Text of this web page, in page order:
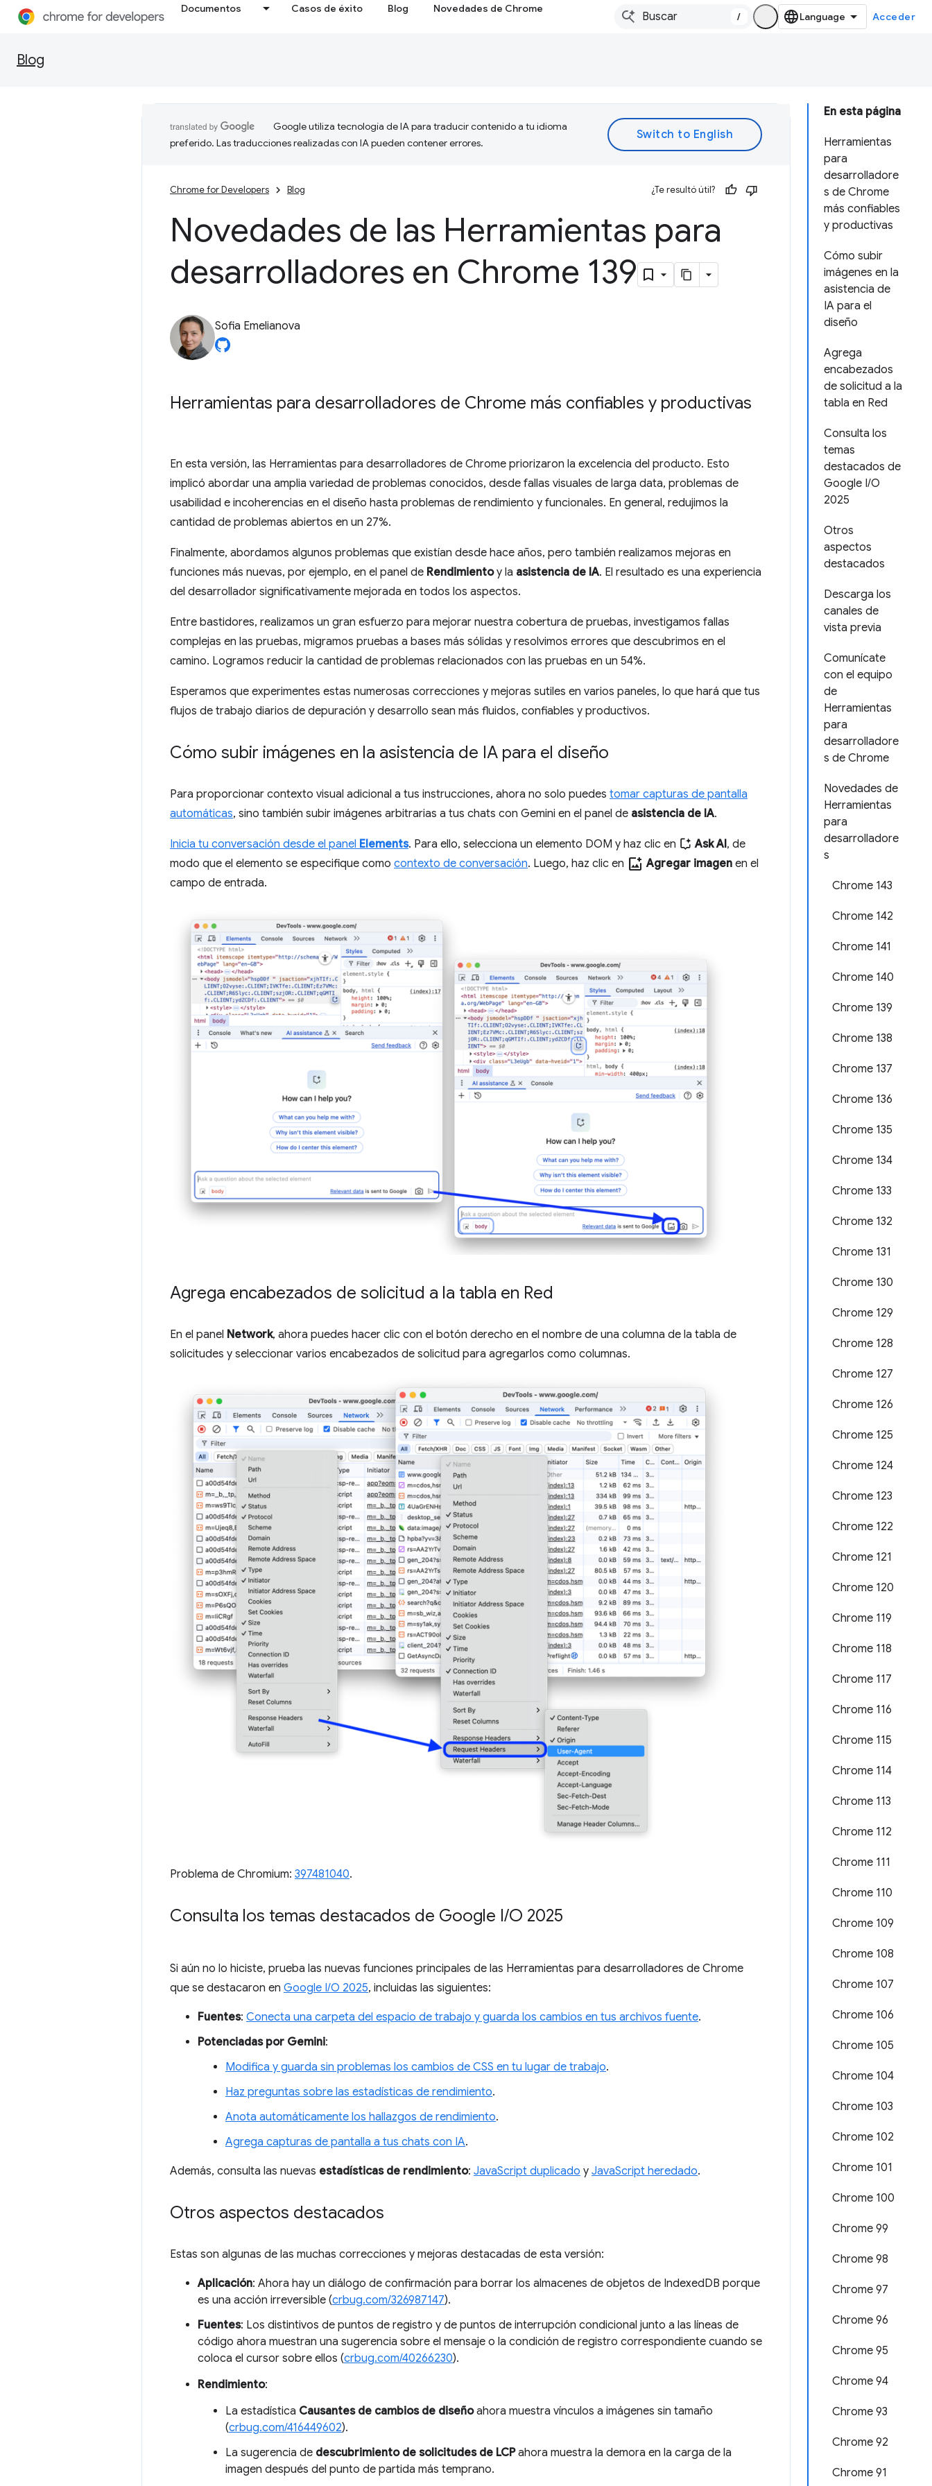
Documentos Casos de éxito Blog Novedades de Chrome
/ Acceder
Blog
En esta página
Herramientas
para
desarrolladore
s de Chrome
más confiables
y productivas
Cómo subir
imágenes en la
asistencia de
IA para el
diseño
Agrega
encabezados
de solicitud a la
tabla en Red
Consulta los
temas
destacados de
Google I/O
2025
Otros
aspectos
destacados
Descarga los
canales de
vista previa
Comunícate
con el equipo
de
Herramientas
para
desarrolladore
s de Chrome
Novedades de
Herramientas
para
desarrolladore
s
Chrome 143
Chrome 142
Chrome 141
Chrome 140
Chrome 139
Chrome 138
Chrome 137
Chrome 136
Chrome 135
Chrome 134
Chrome 133
Chrome 132
Chrome 131
Chrome 130
Chrome 129
Chrome 128
Chrome 127
Chrome 126
Chrome 125
Chrome 124
Chrome 123
Chrome 122
Chrome 121
Chrome 120
Chrome 119
Chrome 118
Chrome 117
Chrome 116
Chrome 115
Chrome 114
Chrome 113
Chrome 112
Chrome 111
Chrome 110
Chrome 109
Chrome 108
Chrome 107
Chrome 106
Chrome 105
Chrome 104
Chrome 103
Chrome 102
Chrome 101
Chrome 100
Chrome 99
Chrome 98
Chrome 97
Chrome 96
Chrome 95
Chrome 94
Chrome 93
Chrome 92
Chrome 91
Google utiliza tecnología de IA para traducir contenido a tu idioma
preferido. Las traducciones realizadas con IA pueden contener errores.
Chrome for Developers Blog ¿Te resultó útil?
Novedades de las Herramientas para
desarrolladores en Chrome 139
Sofia Emelianova
Herramientas para desarrolladores de Chrome más confiables y productivas
En esta versión, las Herramientas para desarrolladores de Chrome priorizaron la excelencia del producto. Esto
implicó abordar una amplia variedad de problemas conocidos, desde fallas visuales de larga data, problemas de
usabilidad e incoherencias en el diseño hasta problemas de rendimiento y funcionales. En general, redujimos la
cantidad de problemas abiertos en un 27%.
Finalmente, abordamos algunos problemas que existían desde hace años, pero también realizamos mejoras en
funciones más nuevas, por ejemplo, en el panel de Rendimientoy la asistencia de IA. El resultado es una experiencia
del desarrollador significativamente mejorada en todos los aspectos.
Entre bastidores, realizamos un gran esfuerzo para mejorar nuestra cobertura de pruebas, investigamos fallas
complejas en las pruebas, migramos pruebas a bases más sólidas y resolvimos errores que descubrimos en el
camino. Logramos reducir la cantidad de problemas relacionados con las pruebas en un 54%.
Esperamos que experimentes estas numerosas correcciones y mejoras sutiles en varios paneles, lo que hará que tus
flujos de trabajo diarios de depuración y desarrollo sean más fluidos, confiables y productivos.
Cómo subir imágenes en la asistencia de IA para el diseño
Para proporcionar contexto visual adicional a tus instrucciones, ahora no solo puedes tomar capturas de pantalla
automáticas, sino también subir imágenes arbitrarias a tus chats con Gemini en el panel de asistencia de IA.
Inicia tu conversación desde el panel Elements. Para ello, selecciona un elemento DOM y haz clic en Ask AI, de
modo que el elemento se especifique como contexto de conversación. Luego, haz clic en add_photo_alternate Agregar imagen en el
campo de entrada.
Agrega encabezados de solicitud a la tabla en Red
En el panel Network, ahora puedes hacer clic con el botón derecho en el nombre de una columna de la tabla de
solicitudes y seleccionar varios encabezados de solicitud para agregarlos como columnas.
Problema de Chromium: 397481040.
Consulta los temas destacados de Google I/O 2025
Si aún no lo hiciste, prueba las nuevas funciones principales de las Herramientas para desarrolladores de Chrome
que se destacaron en Google I/O 2025, incluidas las siguientes:
Fuentes: Conecta una carpeta del espacio de trabajo y guarda los cambios en tus archivos fuente.
Potenciadas por Gemini:
Modifica y guarda sin problemas los cambios de CSS en tu lugar de trabajo.
Haz preguntas sobre las estadísticas de rendimiento.
Anota automáticamente los hallazgos de rendimiento.
Agrega capturas de pantalla a tus chats con IA.
Además, consulta las nuevas estadísticas de rendimiento: JavaScript duplicado y JavaScript heredado.
Otros aspectos destacados
Estas son algunas de las muchas correcciones y mejoras destacadas de esta versión:
Aplicación: Ahora hay un diálogo de confirmación para borrar los almacenes de objetos de IndexedDB porque
es una acción irreversible (crbug.com/326987147).
Fuentes: Los distintivos de puntos de registro y de puntos de interrupción condicional junto a las líneas de
código ahora muestran una sugerencia sobre el mensaje o la condición de registro correspondiente cuando se
coloca el cursor sobre ellos (crbug.com/40266230).
Rendimiento:
La estadística Causantes de cambios de diseñoahora muestra vínculos a imágenes sin tamaño
(crbug.com/416449602).
La sugerencia de descubrimiento de solicitudes de LCPahora muestra la demora en la carga de la
imagen después del punto de partida más temprano.